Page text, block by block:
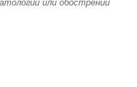
или обострении